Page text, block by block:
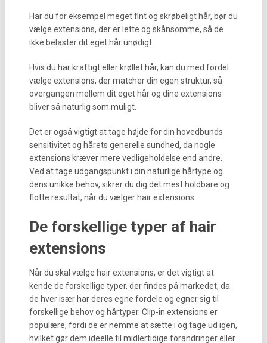
Har du for eksempel meget fint og skrøbeligt hår, bør du
vælge extensions, der er lette og skånsomme, så de
ikke belaster dit eget hår unødigt.
Hvis du har kraftigt eller krøllet hår, kan du med fordel
vælge extensions, der matcher din egen struktur, så
overgangen mellem dit eget hår og dine extensions
bliver så naturlig som muligt.
Det er også vigtigt at tage højde for din hovedbunds
sensitivitet og hårets generelle sundhed, da nogle
extensions kræver mere vedligeholdelse end andre.
Ved at tage udgangspunkt i din naturlige hårtype og
dens unikke behov, sikrer du dig det mest holdbare og
flotte resultat, når du vælger hair extensions.
De forskellige typer af hair
extensions
Når du skal vælge hair extensions, er det vigtigt at
kende de forskellige typer, der findes på markedet, da
de hver især har deres egne fordele og egner sig til
forskellige behov og hårtyper. Clip-in extensions er
populære, fordi de er nemme at sætte i og tage ud igen,
hvilket gør dem ideelle til midlertidige forandringer eller